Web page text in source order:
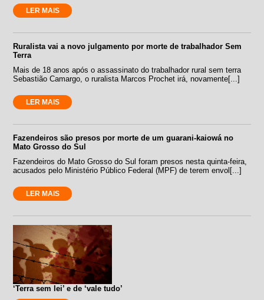
LER MAIS
Ruralista vai a novo julgamento por morte de trabalhador Sem
Terra
Mais de 18 anos após o assassinato do trabalhador rural sem terra
Sebastião Camargo, o ruralista Marcos Prochet irá, novamente[...]
LER MAIS
Fazendeiros são presos por morte de um guarani-kaiowá no
Mato Grosso do Sul
Fazendeiros do Mato Grosso do Sul foram presos nesta quinta-feira,
acusados pelo Ministério Público Federal (MPF) de terem envol[...]
LER MAIS
‘Terra sem lei’ e de ‘vale tudo’